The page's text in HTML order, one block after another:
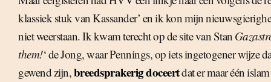
klassiek stuk van Kassander’ en ik kon mijn
niet weerstaan. Ik kwam terecht op de site van Stan
them!‘ de Jong, waar Pennings, op iets ingetogener wijze
gewend zijn,breedsprakerig doceertdat er maar één